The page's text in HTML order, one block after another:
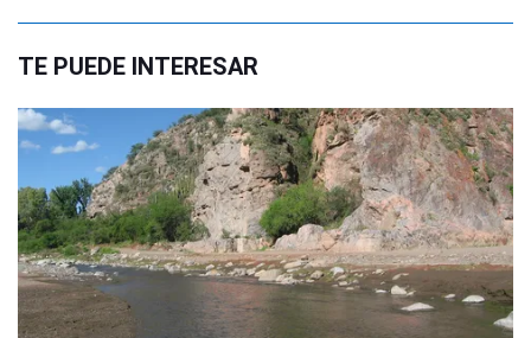
TE PUEDE INTERESAR